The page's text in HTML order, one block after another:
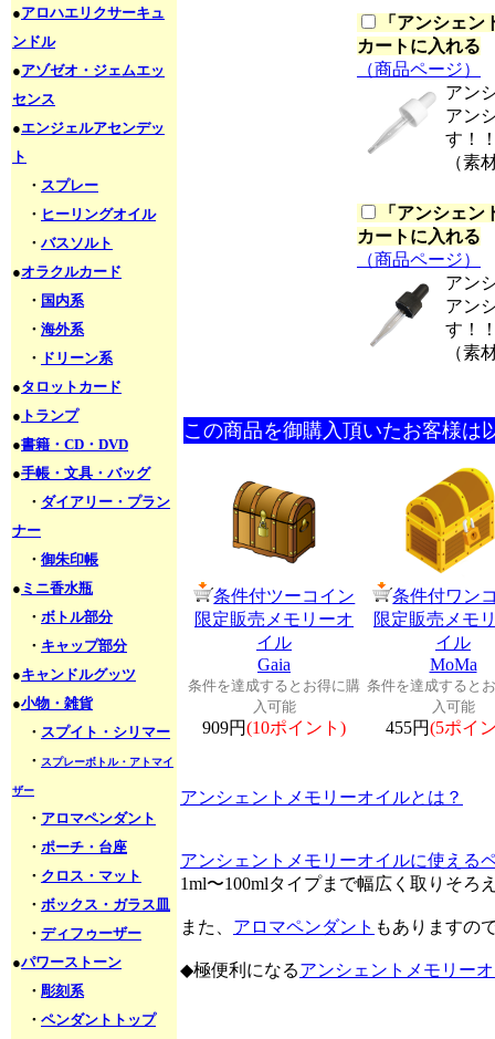
●アロハエリクサーキュ
ンドル
●アゾゼオ・ジェムエッ
センス
●エンジェルアセンデッ
ト
・ スプレー
・ ヒーリングオイル
・ バスソルト
●オラクルカード
・ 国内系
・ 海外系
・ ドリーン系
●タロットカード
● トランプ
●書籍・CD・DVD
●手帳・文具・バッグ
・ ダイアリー・プラン
ナー
・ 御朱印帳
● ミニ香水瓶
・ ボトル部分
・ キャップ部分
●キャンドルグッツ
●小物・雑貨
・ スプイト・シリマー
・ スプレーボトル・アトマイ
ザー
・ アロマペンダント
・ ポーチ・台座
・ クロス・マット
・ ボックス・ガラス皿
・ ディフゥーザー
●パワーストーン
・ 彫刻系
・ ペンダントトップ
「 アンシェン
カートに入れる
（商品ページ）
アン
アン
す！
（素
「 アンシェン
カートに入れる
（商品ページ）
アン
アン
す！
（素
この商品を御購入頂いたお客様は
条件付ツーコイン
限定販売メモリーオ
イル
Gaia
条件を達成するとお得に購
入可能
909円(10ポイント)
条件付ワン
限定販売メモ
イル
MoMa
条件を達成すると
入可能
455円(5ポイ
アンシェントメモリーオイルとは？
アンシェントメモリーオイルに使える
1ml〜100mlタイプまで幅広く取りそろ
また、 アロマペンダント もありますの
◆極便利になるアンシェントメモリー